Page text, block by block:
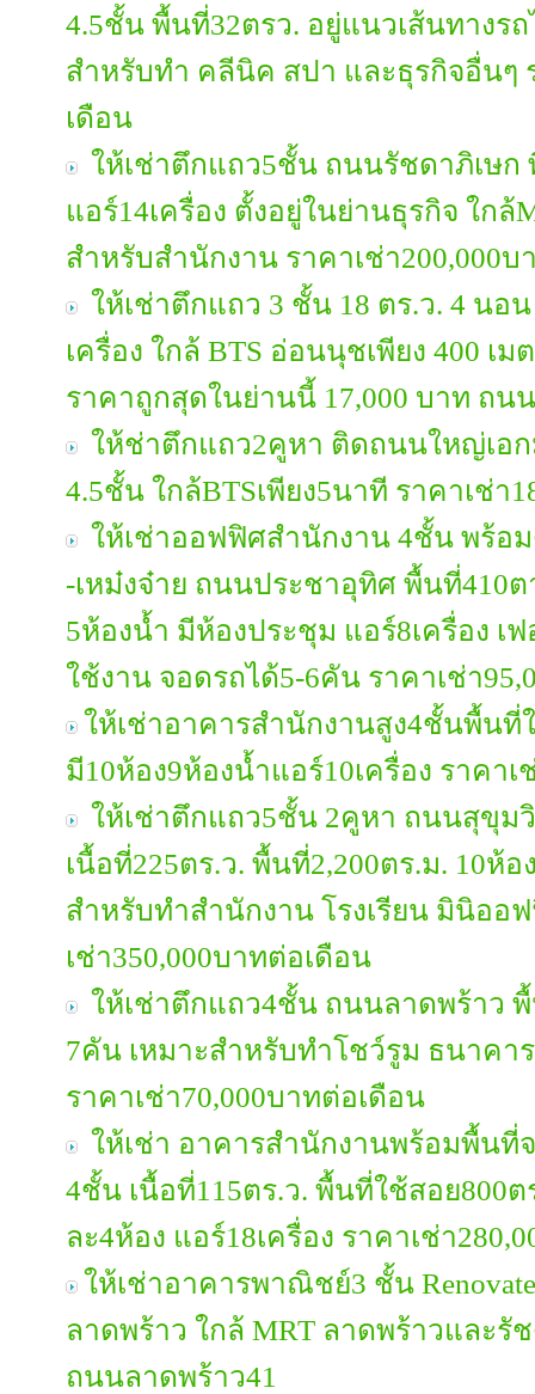
4.5ชั้น พื้นที่32ตรว. อยู่แนวเส้นทางร
สำหรับทำ คลีนิค สปา และธุรกิจอื่นๆ
เดือน
ให้เช่าตึกแถว5ชั้น ถนนรัชดาภิเษก
แอร์14เครื่อง ตั้งอยู่ในย่านธุรกิจ ใกล้
สำหรับสำนักงาน ราคาเช่า200,000บ
ให้เช่าตึกแถว 3 ชั้น 18 ตร.ว. 4 นอ
เครื่อง ใกล้ BTS อ่อนนุชเพียง 400 เ
ราคาถูกสุดในย่านนี้ 17,000 บาท ถน
ให้ช่าตึกแถว2คูหา ติดถนนใหญ่เอก
4.5ชั้น ใกล้BTSเพียง5นาที ราคาเช่า
ให้เช่าออฟฟิศสำนักงาน 4ชั้น พร้อ
-เหม๋งจ๋าย ถนนประชาอุทิศ พื้นที่410ต
5ห้องน้ำ มีห้องประชุม แอร์8เครื่อง เ
ใช้งาน จอดรถได้5-6คัน ราคาเช่า
ให้เช่าอาคารสำนักงานสูง4ชั้นพื้นที่
มี10ห้อง9ห้องน้ำแอร์10เครื่อง ราคาเ
ให้เช่าตึกแถว5ชั้น 2คูหา ถนนสุขุม
เนื้อที่225ตร.ว. พื้นที่2,200ตร.ม. 10ห้
สำหรับทำสำนักงาน โรงเรียน มินิออ
เช่า350,000บาทต่อเดือน
ให้เช่าตึกแถว4ชั้น ถนนลาดพร้าว
7คัน เหมาะสำหรับทำโชว์รูม ธนาคา
ราคาเช่า70,000บาทต่อเดือน
ให้เช่า อาคารสำนักงานพร้อมพื้นที่
4ชั้น เนื้อที่115ตร.ว. พื้นที่ใช้สอย800
ละ4ห้อง แอร์18เครื่อง ราคาเช่า
ให้เช่าอาคารพาณิชย์3 ชั้น
ลาดพร้าว ใกล้ MRT ลาดพร้าวและรั
ถนนลาดพร้าว41